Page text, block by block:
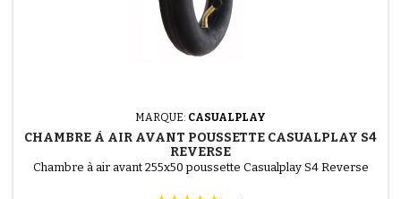
MARQUE: CASUALPLAY
CHAMBRE À AIR AVANT POUSSETTE CASUALPLAY S4
REVERSE
Chambre à air avant 255x50 poussette Casualplay S4 Reverse